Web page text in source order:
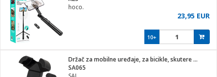
kavu
pribor
hoco.
23,95 EUR
10+
Držač za mobilne uređaje, za bicikle, skutere ...
SA065